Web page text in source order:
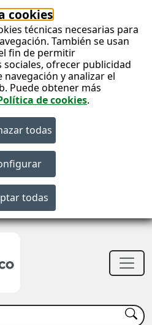
cookies
técnicas necesarias para
También se usan
fin de permitir
ofrecer publicidad
navegación y analizar el
Puede obtener más
de cookies.
Buscar